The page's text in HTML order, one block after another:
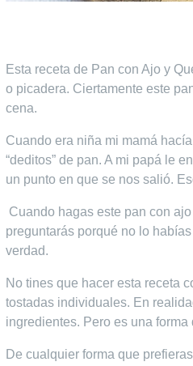
Esta receta de Pan con Ajo y
o picadera. Ciertamente este
cena.
Cuando era niña mi mamá
“deditos” de pan. A mi papá le
un punto en que se nos salió.
Cuando hagas este pan con
preguntarás porqué no lo
verdad.
No tines que hacer esta receta
tostadas individuales. En
ingredientes. Pero es una
De cualquier forma que